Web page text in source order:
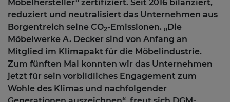
Möbelhersteller“ zertifiziert. Seit 2016 bilanziert,
reduziert und neutralisiert das Unternehmen aus
Borgentreich seine CO2-Emissionen. „Die
Möbelwerke A. Decker sind von Anfang an
Mitglied im Klimapakt für die Möbelindustrie.
Zum fünften Mal konnten wir das Unternehmen
jetzt für sein vorbildliches Engagement zum
Wohle des Klimas und nachfolgender